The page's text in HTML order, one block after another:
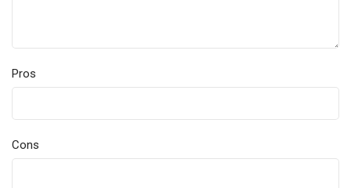
Pros
Cons